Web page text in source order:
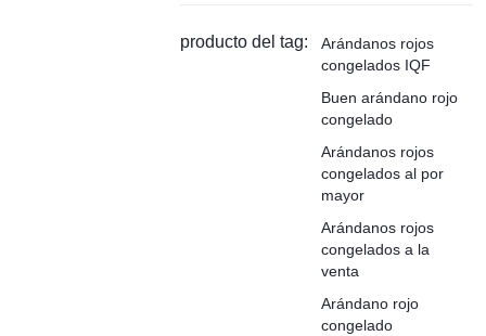
producto del tag:
Arándanos rojos
congelados IQF
Buen arándano rojo
congelado
Arándanos rojos
congelados al por
mayor
Arándanos rojos
congelados a la
venta
Arándano rojo
congelado